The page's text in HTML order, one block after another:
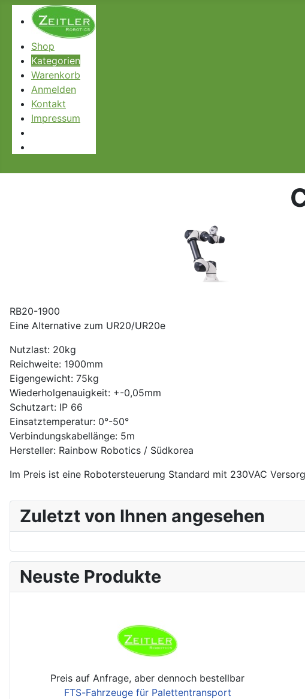
Shop
Kategorien
Warenkorb
Anmelden
Kontakt
Impressum
RB20-1900
Eine Alternative zum UR20/UR20e
Nutzlast: 20kg
Reichweite: 1900mm
Eigengewicht: 75kg
Wiederholgenauigkeit: +-0,05mm
Schutzart: IP 66
Einsatztemperatur: 0°-50°
Verbindungskabellänge: 5m
Hersteller: Rainbow Robotics / Südkorea
Im Preis ist eine Robotersteuerung Standard mit 230VAC
Zuletzt von Ihnen angesehen
Neuste Produkte
Preis auf Anfrage, aber dennoch bestellbar
FTS-Fahrzeuge für Palettentransport